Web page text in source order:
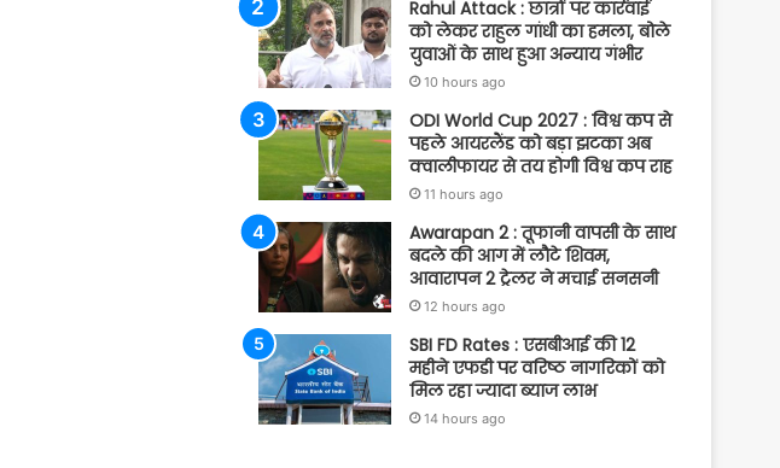
Rahul Attack : छात्रों पर कार्रवाई
को लेकर राहुल गांधी का हमला, बोले
युवाओं के साथ हुआ अन्याय गंभीर
10 hours ago
ODI World Cup 2027 : विश्व कप से
पहले आयरलैंड को बड़ा झटका अब
क्वालीफायर से तय होगी विश्व कप राह
11 hours ago
Awarapan 2 : तूफानी वापसी के साथ
बदले की आग में लौटे शिवम,
आवारापन 2 ट्रेलर ने मचाई सनसनी
12 hours ago
SBI FD Rates : एसबीआई की 12
महीने एफडी पर वरिष्ठ नागरिकों को
मिल रहा ज्यादा ब्याज लाभ
14 hours ago